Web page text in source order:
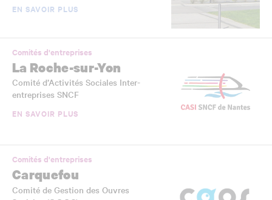
EN SAVOIR PLUS
Comités d'entreprises
La Roche-sur-Yon
Comité d’Activités Sociales Inter-
entreprises SNCF
EN SAVOIR PLUS
Comités d'entreprises
Carquefou
Comité de Gestion des Ouvres